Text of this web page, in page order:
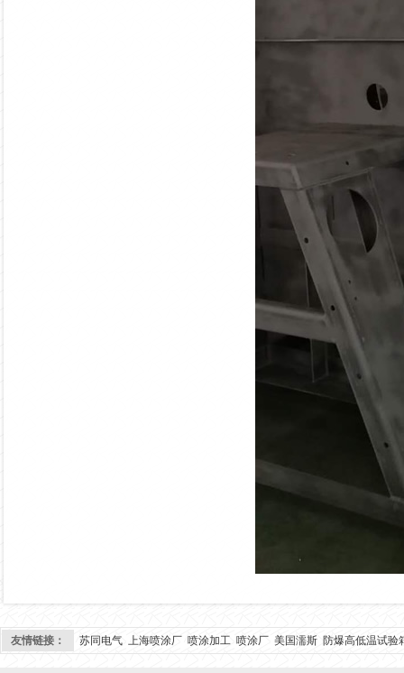
友情链接： 苏同电气 上海喷涂厂 喷涂加工 喷涂厂 美国濡斯 防爆高低温试验